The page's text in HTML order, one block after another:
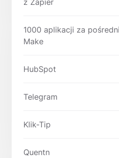
z Zapier
1000 aplikacji za
Make
HubSpot
Telegram
Klik-Tip
Quentn